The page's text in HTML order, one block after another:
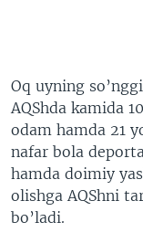
Oq uyning
AQShda kamida
odam hamda 21
nafar bola
hamda doimiy
olishga AQShni
bo’ladi.